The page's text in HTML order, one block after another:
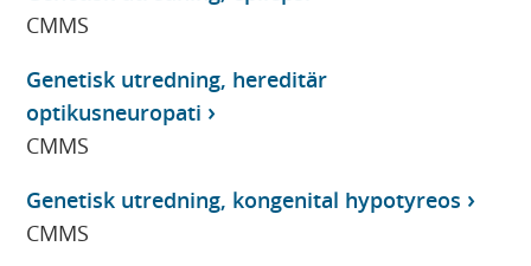
CMMS
Genetisk utredning, hereditär
optikusneuropati
CMMS
Genetisk utredning, kongenital hypotyreos
CMMS